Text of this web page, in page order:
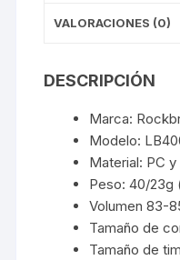
VALORACIONES (0)
DESCRIPCIÓN
Marca:
Modelo:
Material: PC y
Peso: 40/23g
Volumen 83-
Tamaño de
Tamaño de